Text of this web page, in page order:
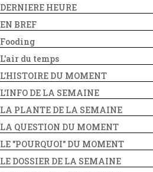
DERNIERE HEURE
EN BREF
Fooding
L'air du temps
L'HISTOIRE DU MOMENT
L'INFO DE LA SEMAINE
LA PLANTE DE LA SEMAINE
LA QUESTION DU MOMENT
LE "POURQUOI" DU MOMENT
LE DOSSIER DE LA SEMAINE